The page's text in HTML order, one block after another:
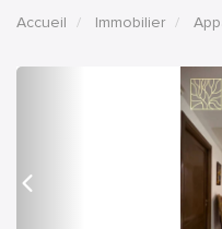
Accueil Immobilier